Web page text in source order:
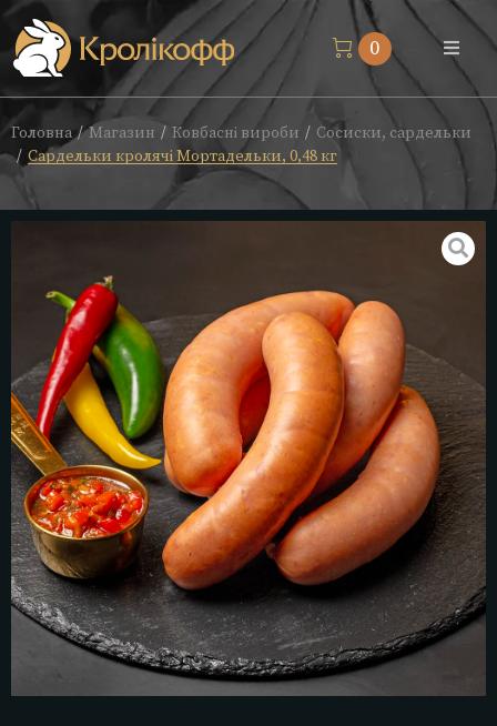
Магазин
Блог
Контакти
0
Головна / Магазин / Ковбасні вироби / Сосиски, сардельки
/ Сардельки кролячі Мортадельки, 0,48 кг